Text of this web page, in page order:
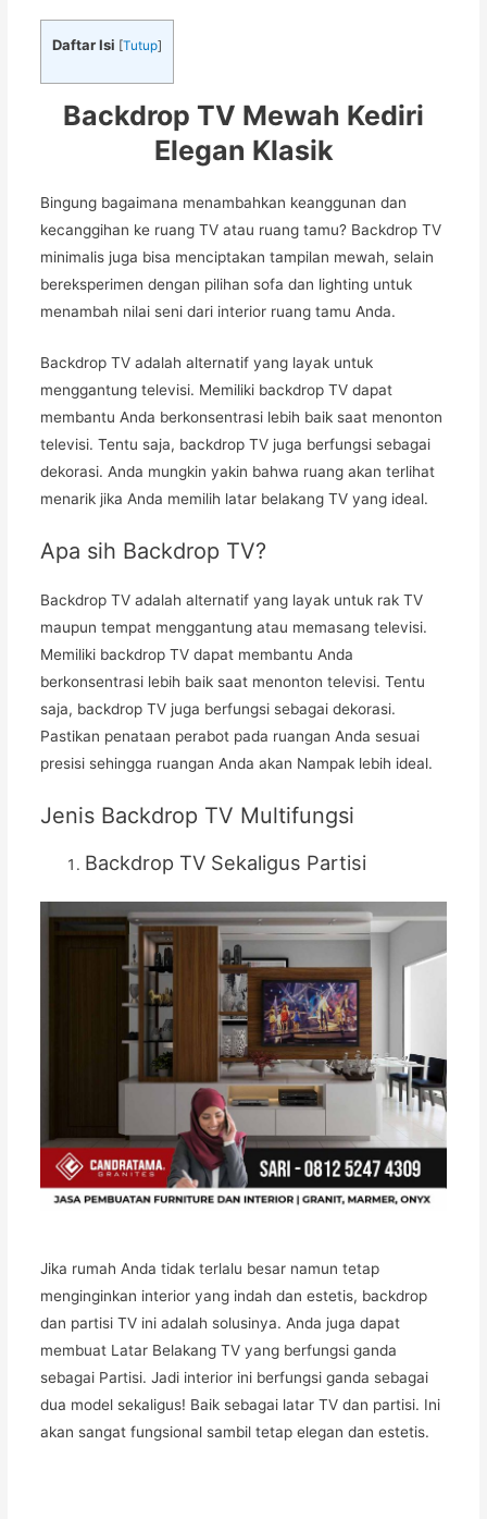
Daftar Isi [Tutup]
Backdrop TV Mewah Kediri
Elegan Klasik
Bingung bagaimana menambahkan keanggunan dan
kecanggihan ke ruang TV atau ruang tamu? Backdrop TV
minimalis juga bisa menciptakan tampilan mewah, selain
bereksperimen dengan pilihan sofa dan lighting untuk
menambah nilai seni dari interior ruang tamu Anda.
Backdrop TV adalah alternatif yang layak untuk
menggantung televisi. Memiliki backdrop TV dapat
membantu Anda berkonsentrasi lebih baik saat menonton
televisi. Tentu saja, backdrop TV juga berfungsi sebagai
dekorasi. Anda mungkin yakin bahwa ruang akan terlihat
menarik jika Anda memilih latar belakang TV yang ideal.
Apa sih Backdrop TV?
Backdrop TV adalah alternatif yang layak untuk rak TV
maupun tempat menggantung atau memasang televisi.
Memiliki backdrop TV dapat membantu Anda
berkonsentrasi lebih baik saat menonton televisi. Tentu
saja, backdrop TV juga berfungsi sebagai dekorasi.
Pastikan penataan perabot pada ruangan Anda sesuai
presisi sehingga ruangan Anda akan Nampak lebih ideal.
Jenis Backdrop TV Multifungsi
Backdrop TV Sekaligus Partisi
Jika rumah Anda tidak terlalu besar namun tetap
menginginkan interior yang indah dan estetis, backdrop
dan partisi TV ini adalah solusinya. Anda juga dapat
membuat Latar Belakang TV yang berfungsi ganda
sebagai Partisi. Jadi interior ini berfungsi ganda sebagai
dua model sekaligus! Baik sebagai latar TV dan partisi. Ini
akan sangat fungsional sambil tetap elegan dan estetis.